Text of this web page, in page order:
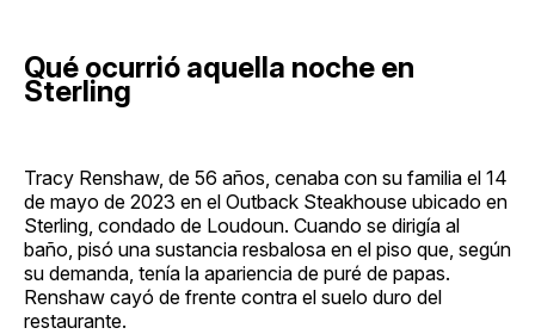
Qué ocurrió aquella noche en
Sterling
Tracy Renshaw, de 56 años, cenaba con su familia el 14
de mayo de 2023 en el Outback Steakhouse ubicado en
Sterling, condado de Loudoun. Cuando se dirigía al
baño, pisó una sustancia resbalosa en el piso que, según
su demanda, tenía la apariencia de puré de papas.
Renshaw cayó de frente contra el suelo duro del
restaurante.